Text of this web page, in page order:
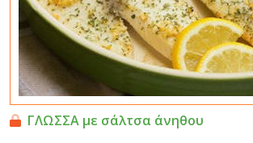
ΓΛΩΣΣΑ με σάλτσα άνηθου